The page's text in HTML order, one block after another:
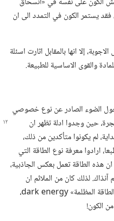
يستمر الكون في التمدد الى ان
إلا انها بالمقابل اثارت اسئلة
والقوى الاساسية للطبيعة.‏
حول الضوء الصادر عن نوع خصوصي
حين وجدوا ادلة تظهران
لم يكونوا متأكدين من ذلك،‏
ارادوا معرفة نوع الطاقة التي
هذه الطاقة تعمل بعكس الجاذبية،‏
لذلك كان من الملائم ان
يُدعى هذا النوع الغامض من الطاقة «الطاقة المظلمة» dark energy،‏